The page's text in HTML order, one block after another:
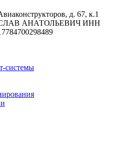
д. 67, к.1
АНАТОЛЬЕВИЧ ИНН
системы